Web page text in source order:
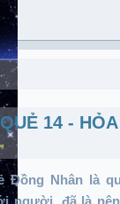
14 -
Đồng Nhân là